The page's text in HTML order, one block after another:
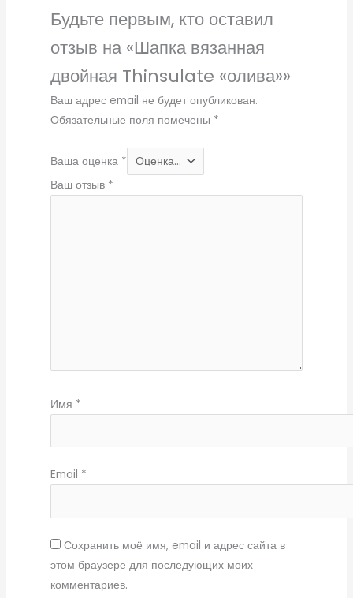
Будьте первым, кто оставил
отзыв на «Шапка вязанная
двойная Thinsulate «олива»»
Ваш адрес email не будет опубликован.
Обязательные поля помечены *
Ваша оценка *
Ваш отзыв *
Имя *
Email *
Сохранить моё имя, email и адрес сайта в
этом браузере для последующих моих
комментариев.